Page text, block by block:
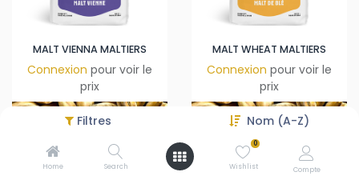
Filtres Nom (A-Z)
Home Search
0
Wishlist Compte
MALT VIENNA MALTIERS
Connexion pour voir le
prix
MALT WHEAT MALTIERS
Connexion pour voir le
prix